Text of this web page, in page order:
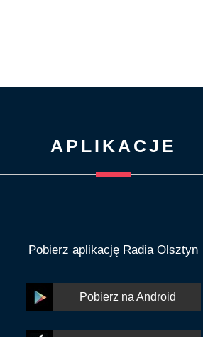
APLIKACJE
Pobierz aplikację Radia Olsztyn
Pobierz na Android